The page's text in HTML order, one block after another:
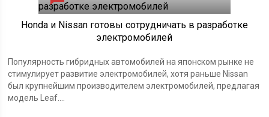
Honda и Nissan готовы сотрудничать в разработке
электромобилей
Популярность гибридных автомобилей на японском рынке не
стимулирует развитие электромобилей, хотя раньше Nissan
был крупнейшим производителем электромобилей, предлагая
модель Leaf....